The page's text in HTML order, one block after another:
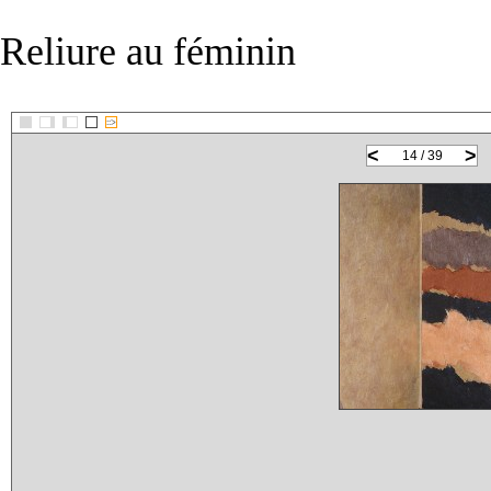
Reliure au féminin
::>
< >
14 / 39